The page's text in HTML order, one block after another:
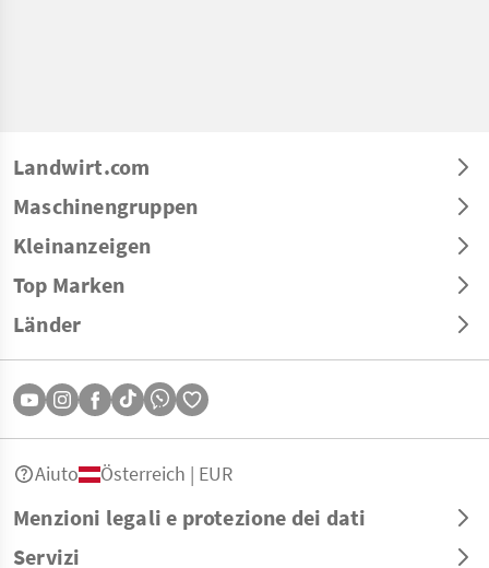
Landwirt.com
Maschinengruppen
Kleinanzeigen
Top Marken
Länder
Menzioni legali e protezione dei dati
Servizi
Aiuto Österreich | EUR